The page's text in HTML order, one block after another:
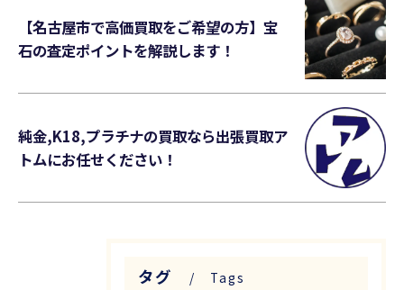
【名古屋市で高価買取をご希望の方】宝
石の査定ポイントを解説します！
純金,K18,プラチナの買取なら出張買取ア
トムにお任せください！
タグ Tags